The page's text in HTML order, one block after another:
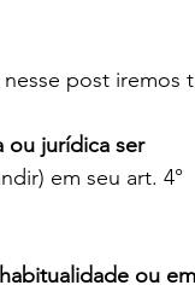
nesse post iremos
ou jurídica ser
em seu art. 4°
ou